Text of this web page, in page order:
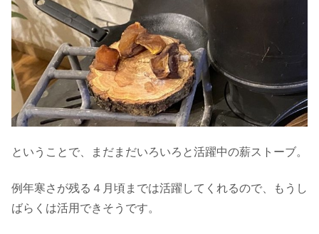
ということで、まだまだいろいろと活躍中の薪ストーブ。
例年寒さが残る４月頃までは活躍してくれるので、もうし
ばらくは活用できそうです。